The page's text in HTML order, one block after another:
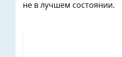
не в лучшем состоянии.